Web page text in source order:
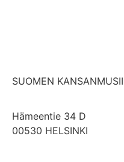
SUOMEN
Hämeentie 34 D
00530 HELSINKI